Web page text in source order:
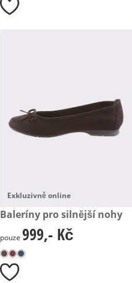
Exkluzivně online
999,- Kč
Baleríny pro silnější nohy
999,- Kč
pouze 999,- Kč